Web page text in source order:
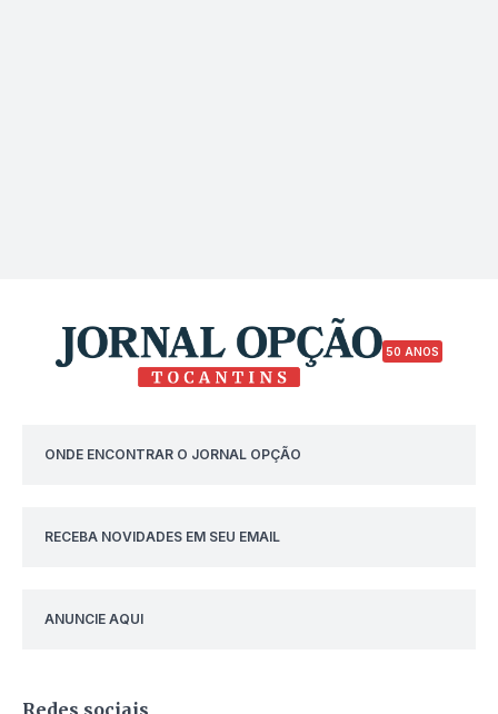
50 ANOS
ONDE ENCONTRAR O JORNAL OPÇÃO
RECEBA NOVIDADES EM SEU EMAIL
ANUNCIE AQUI
Redes sociais